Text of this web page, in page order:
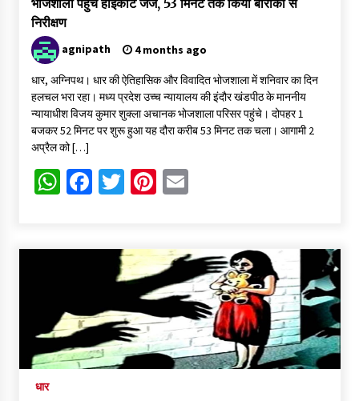
5 days ago
बाबा महाकाल की सवारी मार्ग का हो रहा कायाकल्प, भव्य वॉल पेंटिंग और चौड़ी
फर्जी कागजात से वाहन बेचकर रात में खुद ही कर लेते थे चोरी
5 days ago
भोजशाला पहुंचे हाईकोर्ट जज, 53 मिनट तक किया बारीकी से
निरीक्षण
agnipath 4 months ago
धार, अग्निपथ। धार की ऐतिहासिक और विवादित भोजशाला में शनिवार का दिन
हलचल भरा रहा। मध्य प्रदेश उच्च न्यायालय की इंदौर खंडपीठ के माननीय
न्यायाधीश विजय कुमार शुक्ला अचानक भोजशाला परिसर पहुंचे। दोपहर 1
बजकर 52 मिनट पर शुरू हुआ यह दौरा करीब 53 मिनट तक चला। आगामी 2
अप्रैल को […]
WhatsApp
Facebook
TwitterPinterest
Email
धार